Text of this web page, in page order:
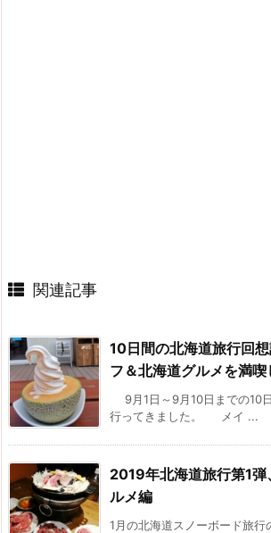
関連記事
10日間の北海道旅行回
フ＆北海道グルメを満喫
9月1日～9月10日までの10
行ってきました。 メイ ...
2019年北海道旅行第1弾
ルメ編
1月の北海道スノーボード旅行